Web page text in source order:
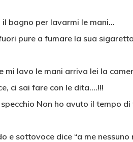
bagno per lavarmi le mani…
pure a fumare la sua
mi lavo le mani arriva lei la
ci sai fare con le dita….!!!
Non ho avuto il tempo
e sottovoce dice “a me